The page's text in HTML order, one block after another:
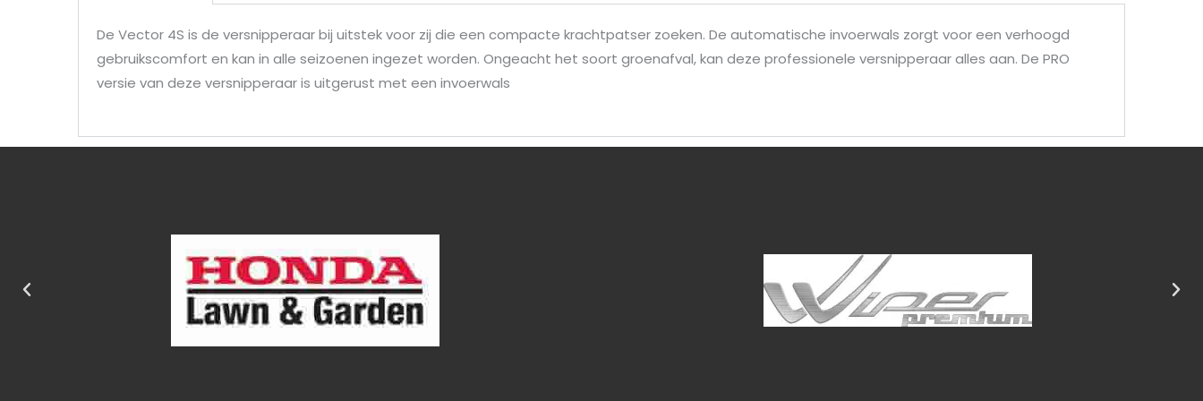
De Vector 4S is de versnipperaar bij uitstek voor zij die een compacte krachtpatser zoeken. De automatische invoerwals zorgt voor een verhoogd
gebruikscomfort en kan in alle seizoenen ingezet worden. Ongeacht het soort groenafval, kan deze professionele versnipperaar alles aan. De PRO
versie van deze versnipperaar is uitgerust met een invoerwals